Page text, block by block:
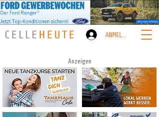
ANMELDEN
Anzeigen